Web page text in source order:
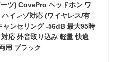
ツ) CovePro ヘッドホン ワ
イレゾ対応 (ワイヤレス/有
ンセリング -56dB 最大95時
応 外音取り込み 軽量 快適
用 ブラック